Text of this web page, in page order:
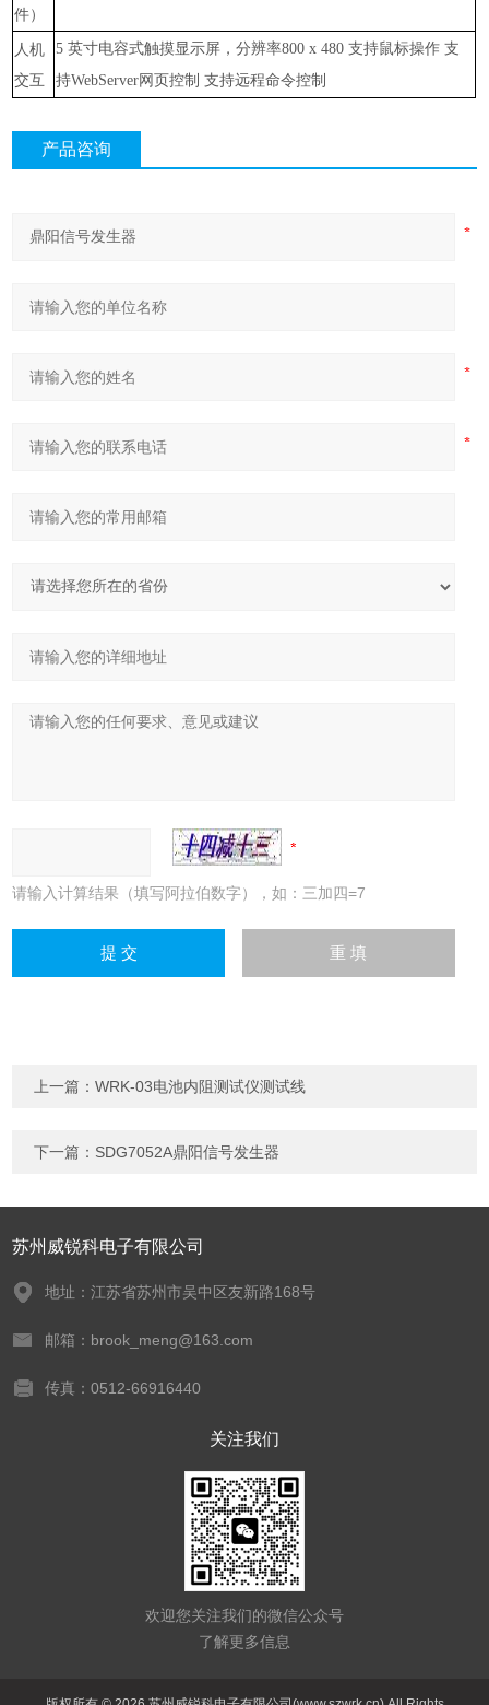
件）
人机
交互
5英寸电容式触摸显示屏，分辨率800 x 480支持鼠标操作 支
持WebServer网页控制 支持远程命令控制
产品咨询
请输入计算结果（填写阿拉伯数字），如：三加四=7
上一篇：WRK-03电池内阻测试仪测试线
下一篇： SDG7052A鼎阳信号发生器
苏州威锐科电子有限公司
地址：江苏省苏州市吴中区友新路168号
邮箱：brook_meng@163.com
传真：0512-66916440
关注我们
欢迎您关注我们的微信公众号
了解更多信息